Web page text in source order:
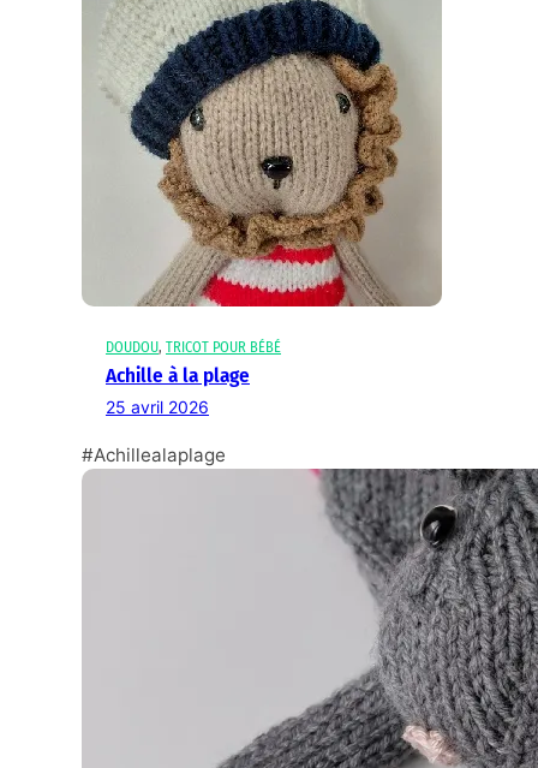
DOUDOU, TRICOT POUR BÉBÉ
Achille à la plage
25 avril 2026
#Achillealaplage